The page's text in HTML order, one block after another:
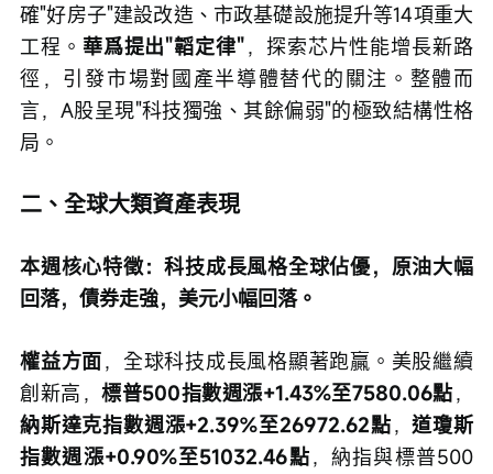
確"好房子"建設改造、市政基礎設施提升等14項重大
工程。 華爲提出"韜定律"，探索芯片性能增長新路
徑，引發市場對國產半導體替代的關注。整體而
言，A股呈現"科技獨強、其餘偏弱"的極致結構性格
局。
二、全球大類資產表現
本週核心特徵：科技成長風格全球佔優，原油大幅
回落，債券走強，美元小幅回落。
權益方面，全球科技成長風格顯著跑贏。美股繼續
創新高，標普500指數週漲+1.43%至7580.06點，
納斯達克指數週漲+2.39%至26972.62點，道瓊斯
指數週漲+0.90%至51032.46點，納指與標普500